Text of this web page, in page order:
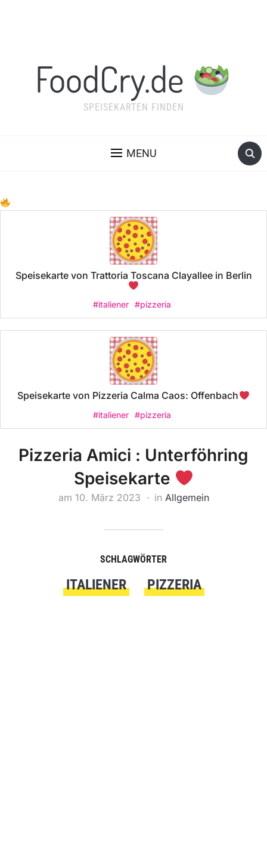
FoodCry.de
SPEISEKARTEN FINDEN
MENU
Speisekarte von Trattoria Toscana Clayallee in Berlin
#italiener #pizzeria
Speisekarte von Pizzeria Calma Caos: Offenbach
#italiener #pizzeria
Pizzeria Amici : Unterföhring
Speisekarte
am 10. März 2023 in Allgemein
SCHLAGWÖRTER
ITALIENER PIZZERIA